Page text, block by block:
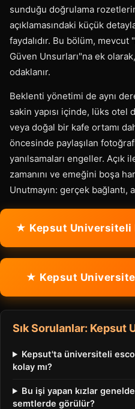
sunduğu doğrulama
açıklamasındaki küçük
faydalıdır. Bu bölüm, mevcut
Güven Unsurları"na ek
odaklanır.
Beklenti yönetimi de aynı
sakin yapısı içinde, lüks
veya doğal bir kafe ortamı
öncesinde paylaşılan
yanılsamaları engeller. Açık
zamanını ve emeğini boşa
Unutmayın: gerçek bağlantı,
★ Kepsut Universiteli
★ Kepsut
Sık Sorulanlar: Kepsut
Kepsut'ta üniversiteli
kolay mı?
Bu işi yapan kızlar
semtlerde görülür?